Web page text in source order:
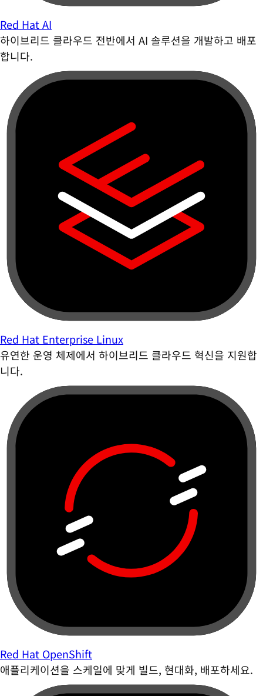
Red Hat AI
하이브리드 클라우드 전반에서 AI 솔루션을 개발하고 배포
합니다.
Red Hat Enterprise Linux
유연한 운영 체제에서 하이브리드 클라우드 혁신을 지원합
니다.
Red Hat OpenShift
애플리케이션을 스케일에 맞게 빌드, 현대화, 배포하세요.